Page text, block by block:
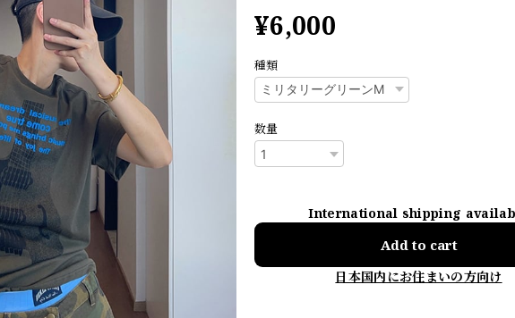
¥6,000
種類
数量
International shipping
Add to cart
日本国内にお住まいの方向け